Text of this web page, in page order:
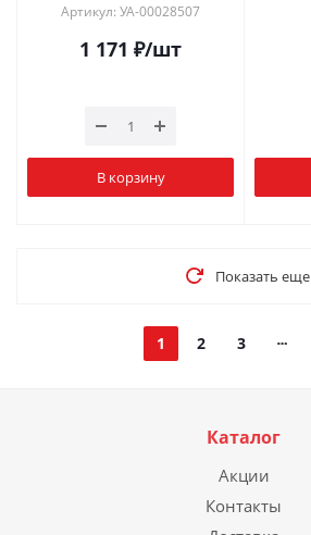
Артикул: УА-00028507
1 171 ₽/шт
В корзину
Показать еще
1 2 3
Каталог
Акции
Контакты